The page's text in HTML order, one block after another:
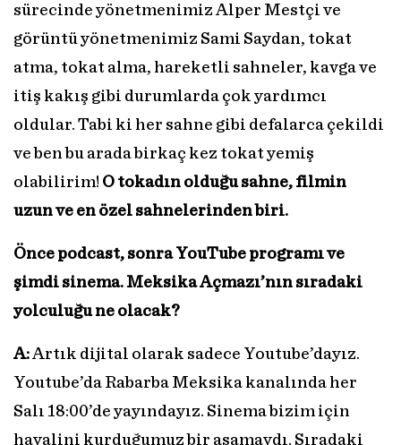
sürecinde yönetmenimiz Alper Mestçi ve
görüntü yönetmenimiz Sami Saydan, tokat
atma, tokat alma, hareketli sahneler, kavga ve
itiş kakış gibi durumlarda çok yardımcı
oldular. Tabi ki her sahne gibi defalarca çekildi
ve ben bu arada birkaç kez tokat yemiş
olabilirim! O tokadın olduğu sahne, filmin
uzun ve en özel sahnelerinden biri.
Önce podcast, sonra YouTube programı ve
şimdi sinema. Meksika Açmazı’nın sıradaki
yolculuğu ne olacak?
A: Artık dijital olarak sadece Youtube’dayız.
Youtube’da Rabarba Meksika kanalında her
Salı 18:00’de yayındayız. Sinema bizim için
hayalini kurduğumuz bir aşamaydı. Sıradaki